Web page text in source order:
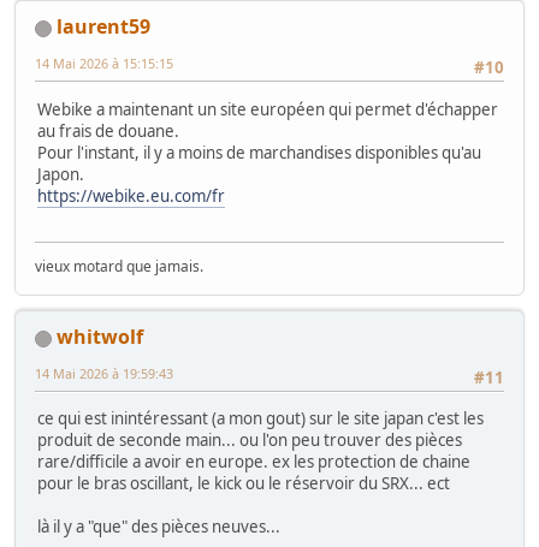
laurent59
#10
14 Mai 2026 à 15:15:15
Webike a maintenant un site européen qui permet d'échapper
au frais de douane.
Pour l'instant, il y a moins de marchandises disponibles qu'au
Japon.
https://webike.eu.com/fr
vieux motard que jamais.
whitwolf
#11
14 Mai 2026 à 19:59:43
ce qui est inintéressant (a mon gout) sur le site japan c'est les
produit de seconde main... ou l'on peu trouver des pièces
rare/difficile a avoir en europe. ex les protection de chaine
pour le bras oscillant, le kick ou le réservoir du SRX... ect
là il y a "que" des pièces neuves...